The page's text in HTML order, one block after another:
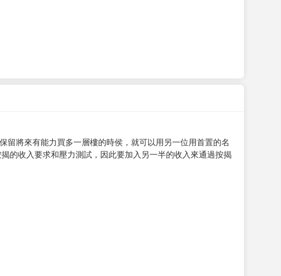
留將來有能力買多一層樓的時侯，就可以用另一位用首置的名
的收入要求和壓力測試，因此要加入另一半的收入來通過按揭